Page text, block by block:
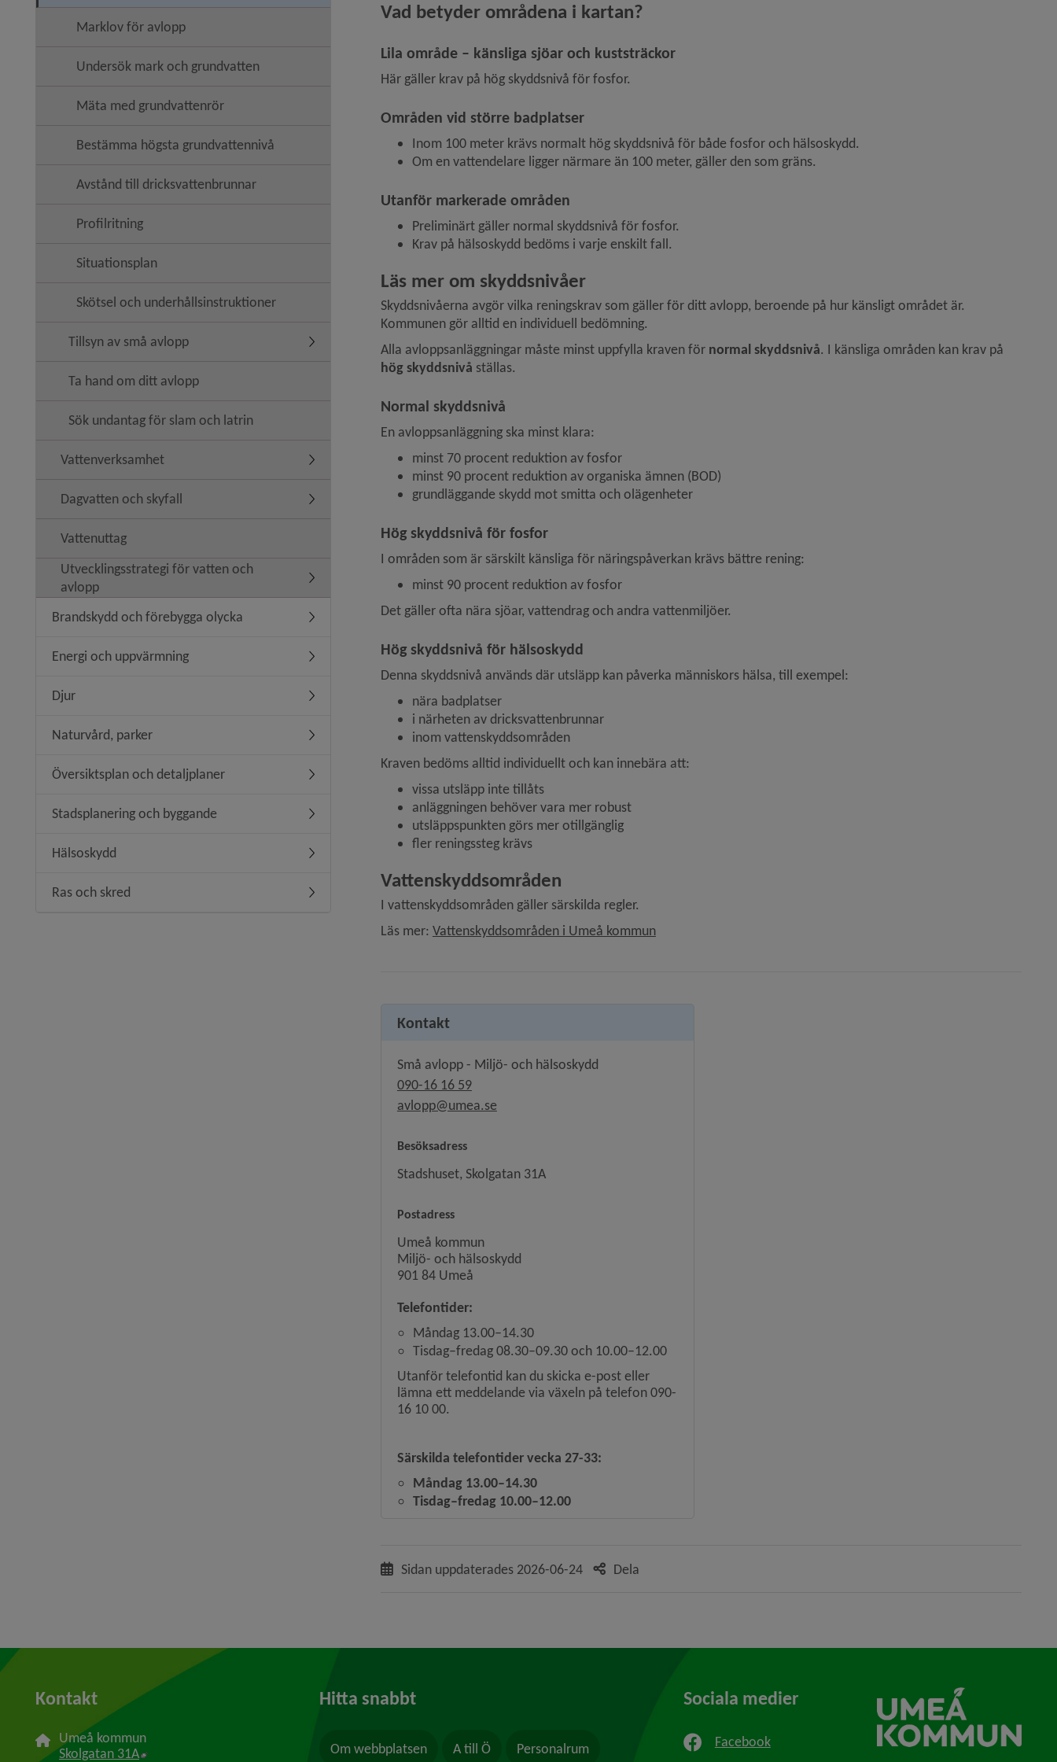
Marklov för avlopp
Undersök mark och grundvatten
Mäta med grundvattenrör
Bestämma högsta grundvattennivå
Avstånd till dricksvattenbrunnar
Profilritning
Situationsplan
Skötsel och underhållsinstruktioner
Tillsyn av små avlopp Undermeny för Tillsyn av små avlopp
Ta hand om ditt avlopp
Sök undantag för slam och latrin
Vattenverksamhet Undermeny för Vattenverksamhet
Dagvatten och skyfall Undermeny för Dagvatten och skyfall
Vattenuttag
Utvecklingsstrategi för vatten och
avlopp
Undermeny för Utvecklingsstrategi för vatten och avlopp
Brandskydd och förebygga olycka Undermeny för Brandskydd och förebygga olycka
Energi och uppvärmning Undermeny för Energi och uppvärmning
Djur Undermeny för Djur
Naturvård, parker Undermeny för Naturvård, parker
Översiktsplan och detaljplaner Undermeny för Översiktsplan och detaljplaner
Stadsplanering och byggande Undermeny för Stadsplanering och byggande
Hälsoskydd Undermeny för Hälsoskydd
Ras och skred Undermeny för Ras och skred
Vad betyder områdena i kartan?
Lila område – känsliga sjöar och kuststräckor
Här gäller krav på hög skyddsnivå för fosfor.
Områden vid större badplatser
Inom 100 meter krävs normalt hög skyddsnivå för både fosfor och hälsoskydd.
Om en vattendelare ligger närmare än 100 meter, gäller den som gräns.
Utanför markerade områden
Preliminärt gäller normal skyddsnivå för fosfor.
Krav på hälsoskydd bedöms i varje enskilt fall.
Läs mer om skyddsnivåer
Skyddsnivåerna avgör vilka reningskrav som gäller för ditt avlopp, beroende på hur känsligt området är.
Kommunen gör alltid en individuell bedömning.
Alla avloppsanläggningar måste minst uppfylla kraven för normal skyddsnivå
hög skyddsnivå ställas.
Normal skyddsnivå
En avloppsanläggning ska minst klara:
minst 70 procent reduktion av fosfor
minst 90 procent reduktion av organiska ämnen (BOD)
grundläggande skydd mot smitta och olägenheter
Hög skyddsnivå för fosfor
I områden som är särskilt känsliga för näringspåverkan krävs bättre rening:
minst 90 procent reduktion av fosfor
Det gäller ofta nära sjöar, vattendrag och andra vattenmiljöer.
Hög skyddsnivå för hälsoskydd
Denna skyddsnivå används där utsläpp kan påverka människors hälsa, till exempel:
nära badplatser
i närheten av dricksvattenbrunnar
inom vattenskyddsområden
Kraven bedöms alltid individuellt och kan innebära att:
vissa utsläpp inte tillåts
anläggningen behöver vara mer robust
utsläppspunkten görs mer otillgänglig
fler reningssteg krävs
Vattenskyddsområden
I vattenskyddsområden gäller särskilda regler.
Läs mer: Vattenskyddsområden i Umeå kommun
Kontakt
Små avlopp - Miljö- och hälsoskydd
090-16 16 59
avlopp@umea.se
Besöksadress
Stadshuset, Skolgatan 31A
Postadress
Umeå kommun
Miljö- och hälsoskydd
901 84 Umeå
Telefontider:
Måndag 13.00–14.30
Tisdag–fredag 08.30–09.30 och 10.00–12.00
Utanför telefontid kan du skicka e-post eller
lämna ett meddelande via växeln på telefon 090-
16 10 00.
Särskilda telefontider vecka 27-33:
Måndag 13.00–14.30
Tisdag–fredag 10.00–12.00
Sidan uppdaterades 2026-06-24 Dela
Kontakt
Umeå kommun
Skolgatan 31A Länk till annan webbplats, öppnas i nytt fönster.
Hitta snabbt
Om webbplatsen A till Ö Personalrum
Sociala medier
Facebook